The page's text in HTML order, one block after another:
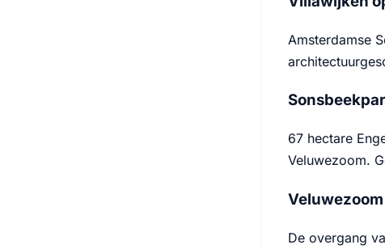
Amsterdamse
67 hectare
Veluwezoom.
De overgang